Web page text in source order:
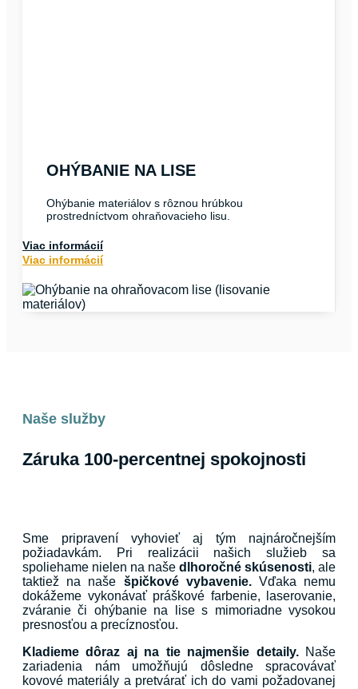
OHÝBANIE NA LISE
Ohýbanie materiálov s rôznou hrúbkou
prostredníctvom ohraňovacieho lisu.
Viac informácií
Viac informácií
Naše služby
Záruka 100-percentnej spokojnosti
Sme pripravení vyhovieť aj tým najnáročnejším
požiadavkám. Pri realizácii našich služieb sa
spoliehame nielen na naše dlhoročné skúsenosti, ale
taktiež na naše špičkové vybavenie.Vďaka nemu
dokážeme vykonávať práškové farbenie, laserovanie,
zváranie či ohýbanie na lise s mimoriadne vysokou
presnosťou a precíznosťou.
Kladieme dôraz aj na tie najmenšie detaily.Naše
zariadenia nám umožňujú dôsledne spracovávať
kovové materiály a pretvárať ich do vami požadovanej